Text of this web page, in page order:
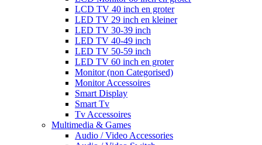
LCD TV 40 inch en groter
LED TV 29 inch en kleiner
LED TV 30-39 inch
LED TV 40-49 inch
LED TV 50-59 inch
LED TV 60 inch en groter
Monitor (non Categorised)
Monitor Accessoires
Smart Display
Smart Tv
Tv Accessoires
Multimedia & Games
Audio / Video Accessories